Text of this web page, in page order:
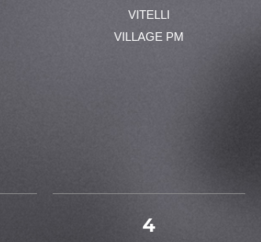
VITELLI
VILLAGE PM
4